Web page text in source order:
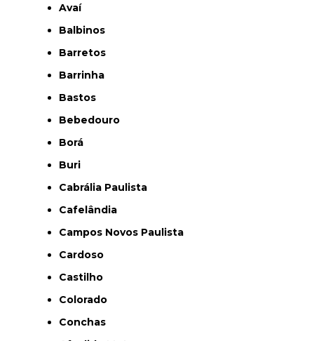
Avaí
Balbinos
Barretos
Barrinha
Bastos
Bebedouro
Borá
Buri
Cabrália Paulista
Cafelândia
Campos Novos Paulista
Cardoso
Castilho
Colorado
Conchas